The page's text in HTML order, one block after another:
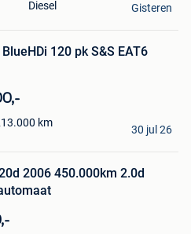
Diesel Gisteren
120 pk S&S EAT6
km
30 jul 26
2006 450.000km 2.0d